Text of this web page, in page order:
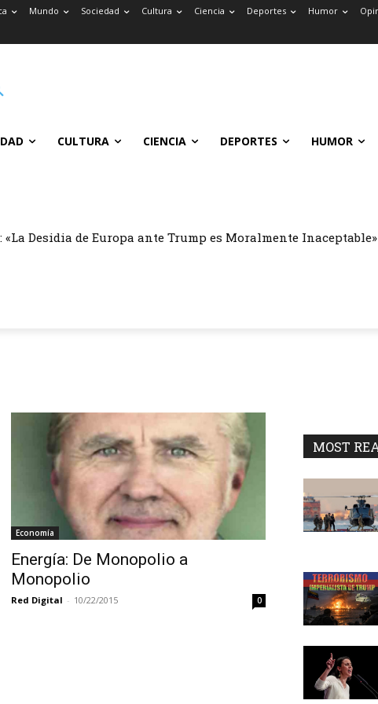
Mundo Sociedad Cultura Ciencia Deportes Humor
CULTURA CIENCIA DEPORTES HUMOR
Desidia de Europa ante Trump es Moralmente Inaceptable»
Economía
Energía: De Monopolio a
Monopolio
Red Digital - 10/22/2015 0
MOST